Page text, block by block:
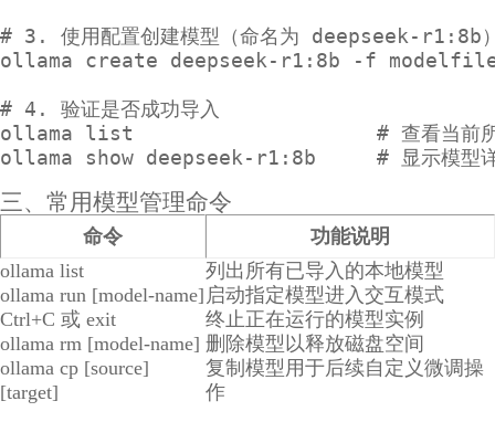
# 3. 使用配置创建模型（命名为 deepseek-r1:8b
ollama create deepseek-r1:8b -f
# 4. 验证是否成功导入
ollama list                    # 查看当前所有
三、常用模型管理命令
命令
功能说明
ollama list
列出所有已导入的本地模型
ollama run [model-name] 启动指定模型进入交互模式
Ctrl+C 或 exit
终止正在运行的模型实例
ollama rm [model-name] 删除模型以释放磁盘空间
ollama cp [source]
[target]
复制模型用于后续自定义微调操
作